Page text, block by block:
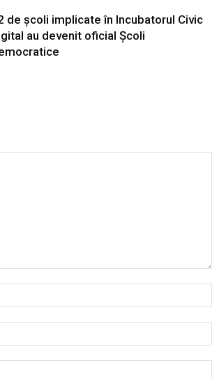
de școli implicate în Incubatorul Civic
au devenit oficial Școli